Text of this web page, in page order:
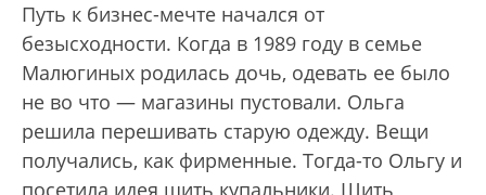
Путь к бизнес-мечте начался от
безысходности. Когда в 1989 году в семье
Малюгиных родилась дочь, одевать ее было
не во что — магазины пустовали. Ольга
решила перешивать старую одежду. Вещи
получались, как фирменные. Тогда-то Ольгу и
посетила идея шить купальники. Шить